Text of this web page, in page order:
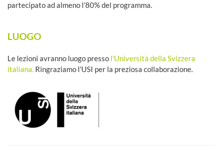
partecipato ad almeno l’80% del programma.
LUOGO
Le lezioni avranno luogo presso l’Università della Svizzera
italiana. Ringraziamo l’USI per la preziosa collaborazione.